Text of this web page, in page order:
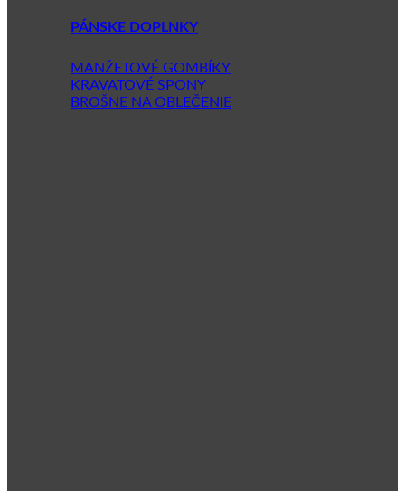
PÁNSKE DOPLNKY
MANŽETOVÉ GOMBÍKY
KRAVATOVÉ SPONY
BROŠNE NA OBLEČENIE